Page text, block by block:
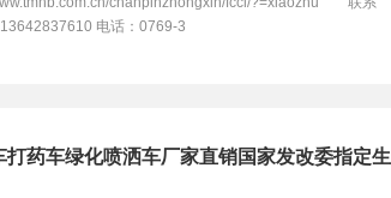
电话：0769-3
打药车绿化喷洒车厂家直销国家发改委指定生